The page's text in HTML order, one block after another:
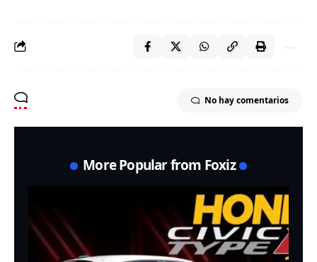
No hay comentarios
More Popular from Foxiz